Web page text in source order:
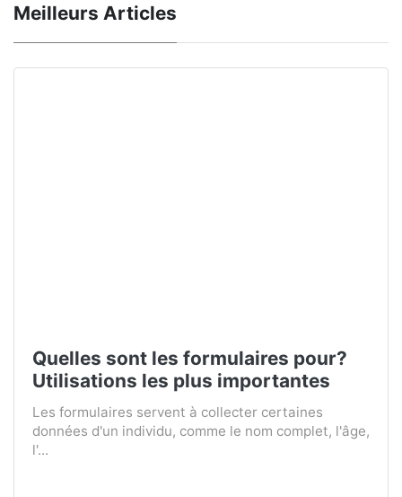
Meilleurs Articles
Quelles sont les formulaires pour?
Utilisations les plus importantes
Les formulaires servent à collecter certaines
données d'un individu, comme le nom complet, l'âge,
l'...